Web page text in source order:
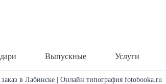
Выпускные Услуги
в Лабинске | Онлайн типография fotobooka.ru